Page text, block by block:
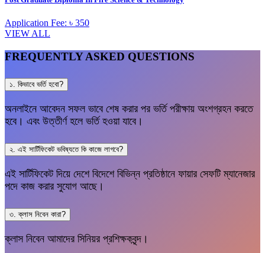
Application Fee: ৳ 350
VIEW ALL
FREQUENTLY ASKED QUESTIONS
১. কিভাবে ভর্তি হবো?
অনলাইনে আবেদন সফল ভাবে শেষ করার পর ভর্তি পরীক্ষায় অংশগ্রহন করতে
হবে। এবং উত্তীর্ণ হলে ভর্তি হওয়া যাবে।
২. এই সার্টিফিকেট ভবিষ্যতে কি কাজে লাগবে?
এই সার্টিফিকেট দিয়ে দেশে বিদেশে বিভিন্ন প্রতিষ্ঠানে ফায়ার সেফটি ম্যানেজার
পদে কাজ করার সুযোগ আছে।
৩. ক্লাস নিবেন কারা?
ক্লাস নিবেন আমাদের সিনিয়র প্রশিক্ষকবৃন্দ।